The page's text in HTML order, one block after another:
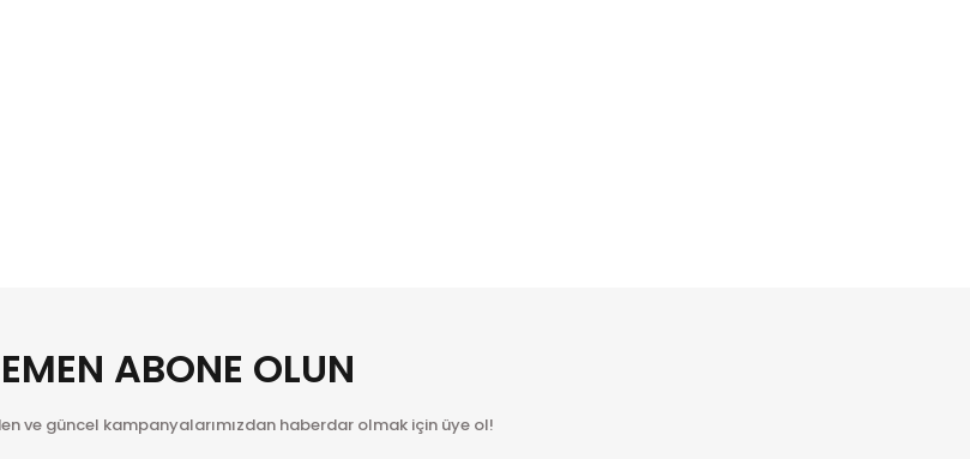
ABONE OLUN
ve güncel kampanyalarımızdan haberdar olmak için üye ol!